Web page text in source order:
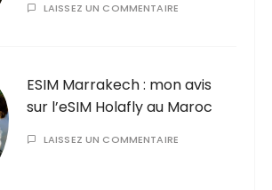
LAISSEZ UN COMMENTAIRE
ESIM Marrakech : mon avis
sur l’eSIM Holafly au Maroc
LAISSEZ UN COMMENTAIRE